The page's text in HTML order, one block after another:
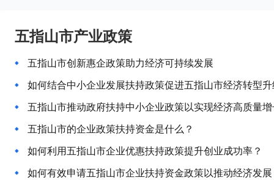
五指山市产业政策
五指山市创新惠企政策助力经济可持续发展
如何结合中小企业发展扶持政策促进五指山市经济转型
五指山市推动政府扶持中小企业政策以实现经济高质量
五指山市的企业政策扶持资金是什么？
如何利用五指山市企业优惠扶持政策提升创业成功率？
如何有效申请五指山市企业扶持资金政策以推动经济发